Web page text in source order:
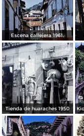
Escena callejera 1961.
Tienda de huaraches 1950